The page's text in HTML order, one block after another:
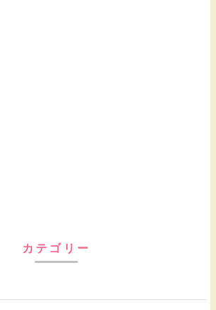
カテゴリー